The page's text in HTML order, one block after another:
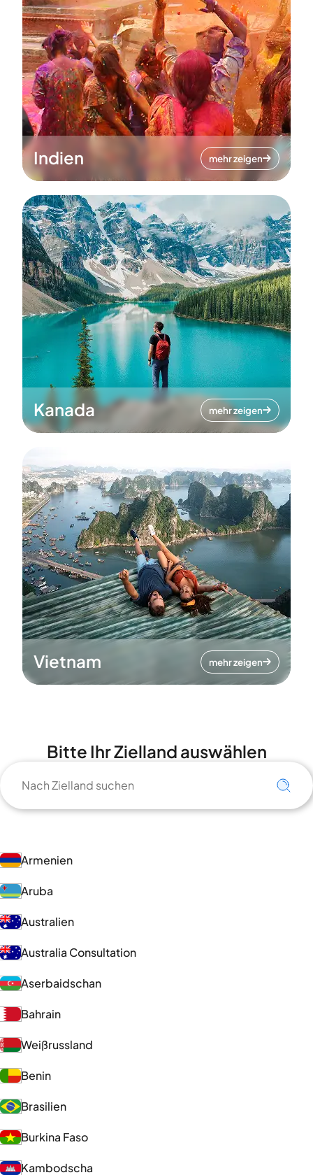
Indien mehr zeigen
Kanada mehr zeigen
Vietnam mehr zeigen
Bitte Ihr Zielland auswählen
Armenien
Aruba
Australien
Australia Consultation
Aserbaidschan
Bahrain
Weißrussland
Benin
Brasilien
Burkina Faso
Kambodscha